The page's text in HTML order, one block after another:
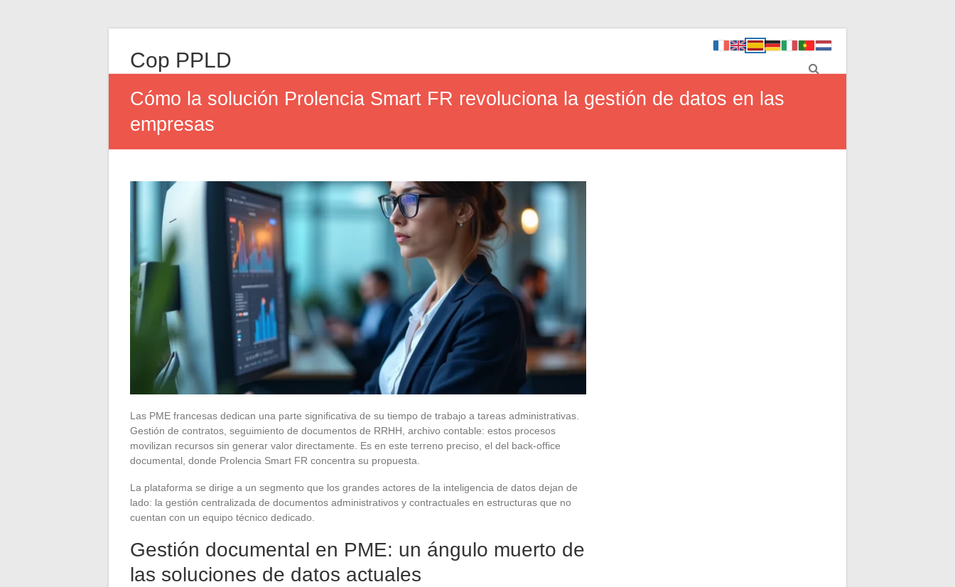
Cop PPLD
Cómo la solución Prolencia Smart FR revoluciona la gestión de datos en las
empresas
Las PME francesas dedican una parte significativa de su tiempo de trabajo a tareas administrativas.
Gestión de contratos, seguimiento de documentos de RRHH, archivo contable: estos procesos
movilizan recursos sin generar valor directamente. Es en este terreno preciso, el del back-office
documental, donde Prolencia Smart FR concentra su propuesta.
La plataforma se dirige a un segmento que los grandes actores de la inteligencia de datos dejan de
lado: la gestión centralizada de documentos administrativos y contractuales en estructuras que no
cuentan con un equipo técnico dedicado.
Gestión documental en PME: un ángulo muerto de
las soluciones de datos actuales